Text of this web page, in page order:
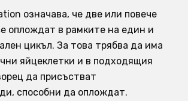
означава, че две или повече
оплождат в рамките на един и
цикъл. За това трябва да има
яйцеклетки и в подходящия
да присъстват
способни да оплождат.